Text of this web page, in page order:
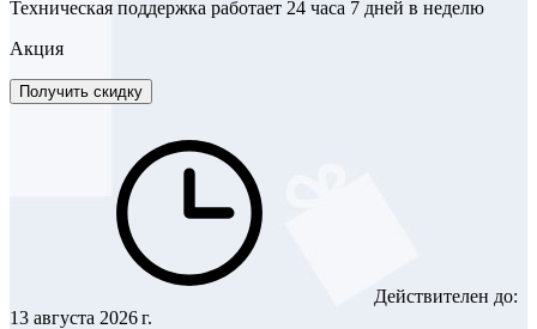
Техническая поддержка работает 24 часа 7 дней в неделю
Акция
Получить скидку
Действителен до:
13 августа 2026 г.